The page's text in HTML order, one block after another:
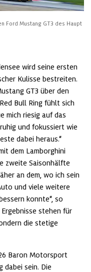
Ford Mustang GT3 des Haupt
wird seine ersten
Kulisse bestreiten.
GT3 über den
Bull Ring fühlt sich
mich riesig auf das
und fokussiert wie
dabei heraus.“
dem Lamborghini
zweite Saisonhälfte
an dem, wo ich sein
und viele weitere
konnte“, so
stehen für
die stetige
Baron Motorsport
dabei sein. Die